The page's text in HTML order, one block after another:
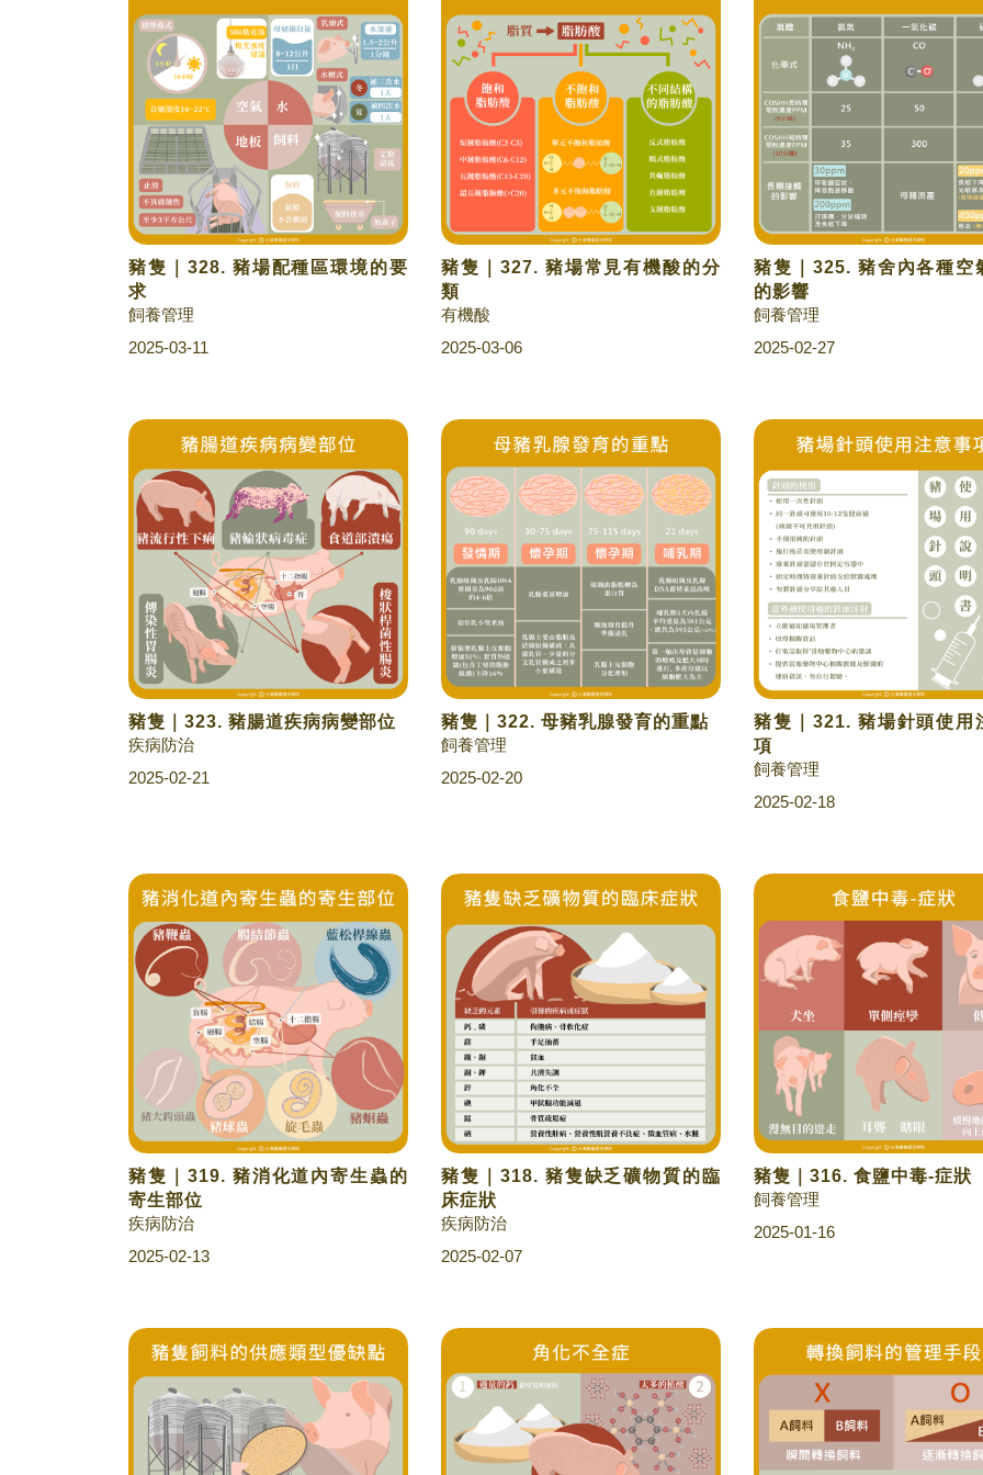
豬隻｜328. 豬場配種區環境的要
求
飼養管理
2025-03-11
豬隻｜327. 豬場常見有機酸的分
類
有機酸
2025-03-06
豬隻｜325. 豬舍內各種空
的影響
飼養管理
2025-02-27
豬隻｜323. 豬腸道疾病病變部位
疾病防治
2025-02-21
豬隻｜322. 母豬乳腺發育的重點
飼養管理
2025-02-20
豬隻｜321. 豬場針頭使用
項
飼養管理
2025-02-18
豬隻｜319. 豬消化道內寄生蟲的
寄生部位
疾病防治
2025-02-13
豬隻｜318. 豬隻缺乏礦物質的臨
床症狀
疾病防治
2025-02-07
豬隻｜316. 食鹽中毒-症狀
飼養管理
2025-01-16